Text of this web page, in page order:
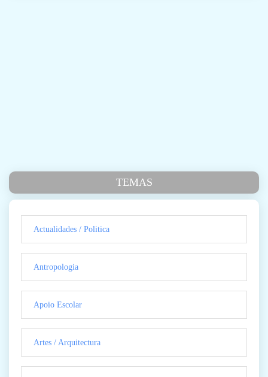
TEMAS
Actualidades / Politica
Antropologia
Apoio Escolar
Artes / Arquitectura